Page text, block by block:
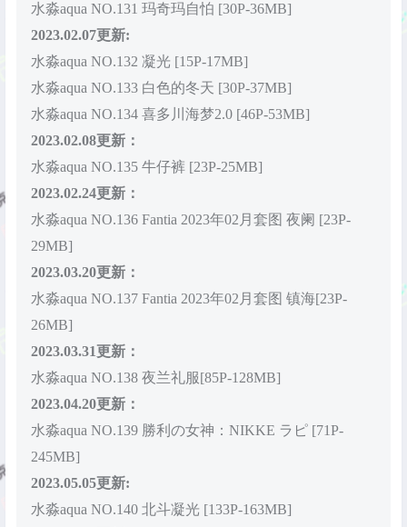
水淼aqua NO.131 玛奇玛自怕 [30P-36MB]
2023.02.07更新:
水淼aqua NO.132 凝光 [15P-17MB]
水淼aqua NO.133 白色的冬天 [30P-37MB]
水淼aqua NO.134 喜多川海梦2.0 [46P-53MB]
2023.02.08更新：
水淼aqua NO.135 牛仔裤 [23P-25MB]
2023.02.24更新：
水淼aqua NO.136 Fantia 2023年02月套图 夜阑 [23P-
29MB]
2023.03.20更新：
水淼aqua NO.137 Fantia 2023年02月套图 镇海[23P-
26MB]
2023.03.31更新：
水淼aqua NO.138 夜兰礼服[85P-128MB]
2023.04.20更新：
水淼aqua NO.139 勝利の女神：NIKKE ラピ [71P-
245MB]
2023.05.05更新:
水淼aqua NO.140 北斗凝光 [133P-163MB]